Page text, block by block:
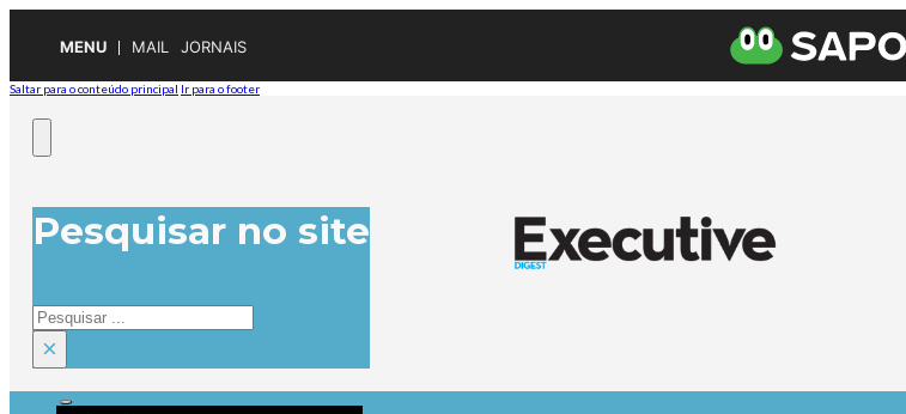
MENU MAIL JORNAIS
Saltar para o conteúdo principal Ir para o footer
Pesquisar no site
Pesquisar
×